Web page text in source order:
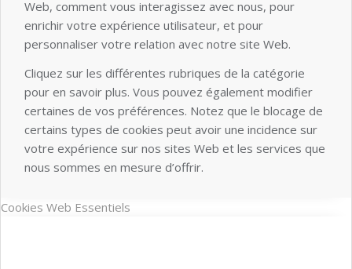
Web, comment vous interagissez avec nous, pour
enrichir votre expérience utilisateur, et pour
personnaliser votre relation avec notre site Web.
Cliquez sur les différentes rubriques de la catégorie
pour en savoir plus. Vous pouvez également modifier
certaines de vos préférences. Notez que le blocage de
certains types de cookies peut avoir une incidence sur
votre expérience sur nos sites Web et les services que
nous sommes en mesure d’offrir.
Cookies Web Essentiels